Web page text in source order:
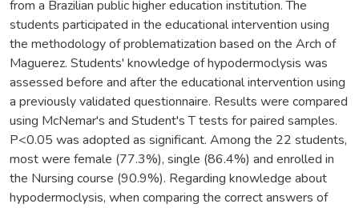
from a Brazilian public higher education institution. The
students participated in the educational intervention using
the methodology of problematization based on the Arch of
Maguerez. Students' knowledge of hypodermoclysis was
assessed before and after the educational intervention using
a previously validated questionnaire. Results were compared
using McNemar's and Student's T tests for paired samples.
P<0.05 was adopted as significant. Among the 22 students,
most were female (77.3%), single (86.4%) and enrolled in
the Nursing course (90.9%). Regarding knowledge about
hypodermoclysis, when comparing the correct answers of